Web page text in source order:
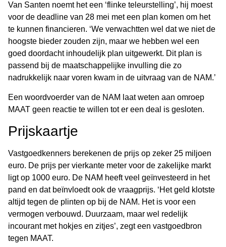
Van Santen noemt het een ‘flinke teleurstelling’, hij moest
voor de deadline van 28 mei met een plan komen om het
te kunnen financieren. ‘We verwachtten wel dat we niet de
hoogste bieder zouden zijn, maar we hebben wel een
goed doordacht inhoudelijk plan uitgewerkt. Dit plan is
passend bij de maatschappelijke invulling die zo
nadrukkelijk naar voren kwam in de uitvraag van de NAM.’
Een woordvoerder van de NAM laat weten aan omroep
MAAT geen reactie te willen tot er een deal is gesloten.
Prijskaartje
Vastgoedkenners berekenen de prijs op zeker 25 miljoen
euro. De prijs per vierkante meter voor de zakelijke markt
ligt op 1000 euro. De NAM heeft veel geïnvesteerd in het
pand en dat beïnvloedt ook de vraagprijs. ‘Het geld klotste
altijd tegen de plinten op bij de NAM. Het is voor een
vermogen verbouwd. Duurzaam, maar wel redelijk
incourant met hokjes en zitjes’, zegt een vastgoedbron
tegen MAAT.